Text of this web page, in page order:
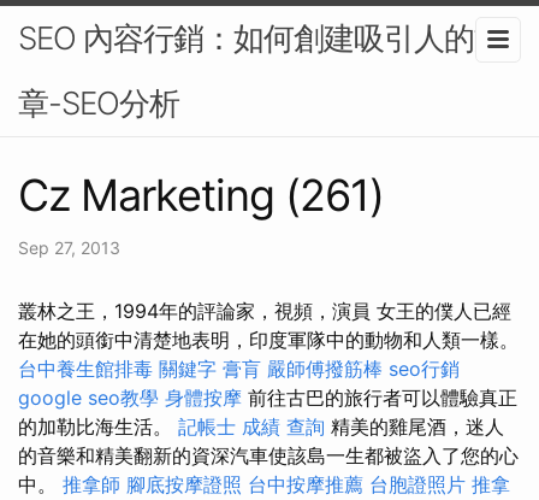
SEO 內容行銷：如何創建吸引人的文
章-SEO分析
Cz Marketing (261)
Sep 27, 2013
叢林之王，1994年的評論家，視頻，演員 女王的僕人已經
在她的頭銜中清楚地表明，印度軍隊中的動物和人類一樣。
台中養生館排毒 關鍵字 膏肓 嚴師傅撥筋棒 seo行銷
google seo教學 身體按摩 前往古巴的旅行者可以體驗真正
的加勒比海生活。 記帳士 成績 查詢 精美的雞尾酒，迷人
的音樂和精美翻新的資深汽車使該島一生都被盜入了您的心
中。 推拿師 腳底按摩證照 台中按摩推薦 台胞證照片 推拿